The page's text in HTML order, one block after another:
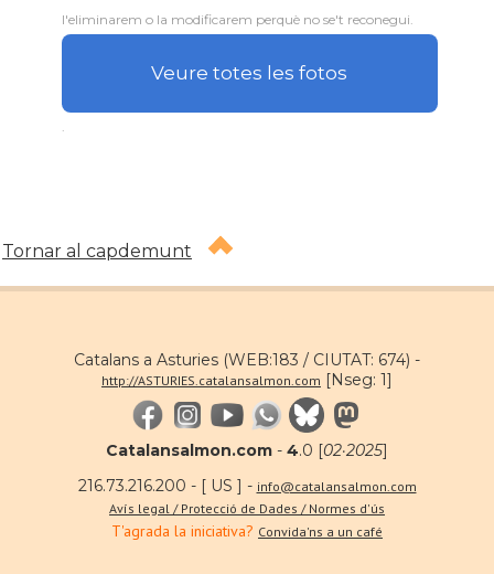
l'eliminarem o la modificarem perquè no se't reconegui.
Veure totes les fotos
Tornar al capdemunt
Catalans a Asturies (WEB:183 / CIUTAT: 674) -
http://ASTURIES.catalansalmon.com [Nseg: 1]
Catalansalmon.com - 4.0 [02·2025]
216.73.216.200 - [ US ] - info@catalansalmon.com
Avís legal / Protecció de Dades / Normes d'ús
T'agrada la iniciativa? Convida'ns a un café